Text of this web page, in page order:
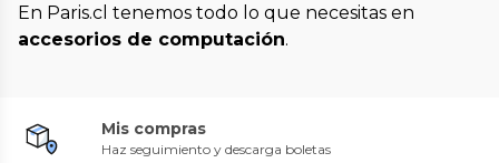
En Paris.cl tenemos todo lo que necesitas en
accesorios de computación.
Mis compras
Haz seguimiento y descarga boletas